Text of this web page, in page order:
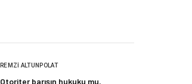
REMZI ALTUNPOLAT
Otoriter barışın hukuku mu,